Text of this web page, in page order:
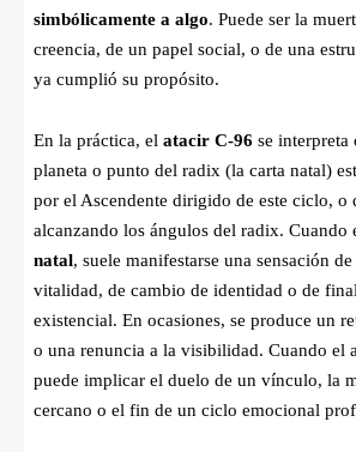
simbólicamente a algo. Puede ser la
creencia, de un papel social, o de una
ya cumplió su propósito.
En la práctica, el atacir C-96 se interpreta
planeta o punto del radix (la carta natal)
por el Ascendente dirigido de este ciclo, o
alcanzando los ángulos del radix. Cuando
natal, suele manifestarse una sensación
vitalidad, de cambio de identidad o de
existencial. En ocasiones, se produce un
o una renuncia a la visibilidad. Cuando el
puede implicar el duelo de un vínculo, la
cercano o el fin de un ciclo emocional